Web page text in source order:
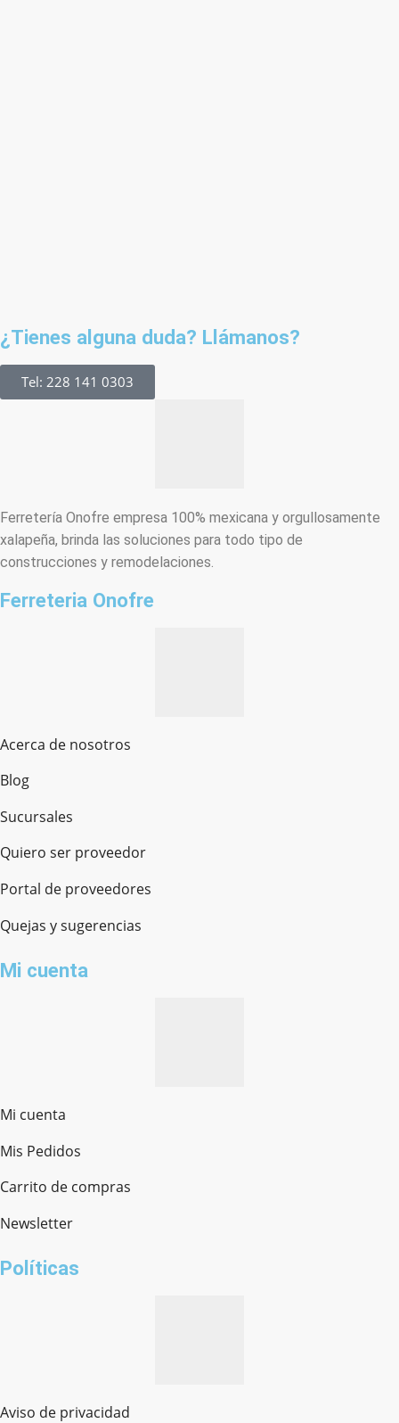
¿Tienes alguna duda? Llámanos?
Tel: 228 141 0303
Ferretería Onofre empresa 100% mexicana y orgullosamente
xalapeña, brinda las soluciones para todo tipo de
construcciones y remodelaciones.
Ferreteria Onofre
Acerca de nosotros
Blog
Sucursales
Quiero ser proveedor
Portal de proveedores
Quejas y sugerencias
Mi cuenta
Mi cuenta
Mis Pedidos
Carrito de compras
Newsletter
Políticas
Aviso de privacidad